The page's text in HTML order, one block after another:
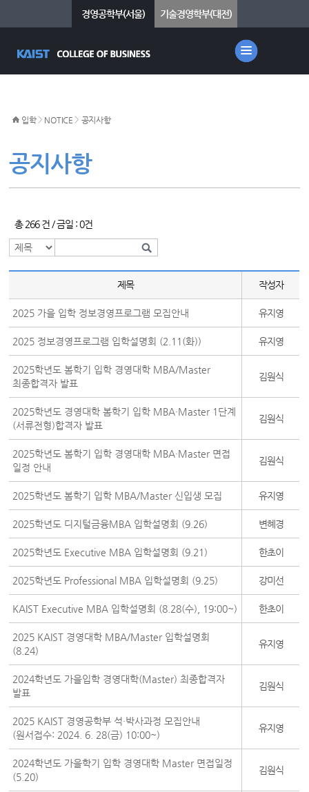
경영공학부(서울) 기술경영학부(대전)
공지사항
입학> NOTICE > 공지사항
총 266 건 / 금일 : 0건
제목 작성자
2025 가을 입학 정보경영프로그램 모집안내 유지영
2025 정보경영프로그램 입학설명회 (2.11(화)) 유지영
2025학년도 봄학기 입학 경영대학 MBA/Master
최종합격자 발표
김원식
2025학년도 경영대학 봄학기 입학 MBA·Master 1단계
(서류전형)합격자 발표
김원식
2025학년도 봄학기 입학 경영대학 MBA·Master 면접
일정 안내
김원식
2025학년도 봄학기 입학 MBA/Master 신입생 모집 유지영
2025학년도 디지털금융MBA 입학설명회 (9.26) 변혜경
2025학년도 Executive MBA 입학설명회 (9.21) 한초이
2025학년도 Professional MBA 입학설명회 (9.25) 강미선
KAIST Executive MBA 입학설명회 (8.28(수), 19:00~) 한초이
2025 KAIST 경영대학 MBA/Master 입학설명회
(8.24)
유지영
2024학년도 가을입학 경영대학(Master) 최종합격자
발표
김원식
2025 KAIST 경영공학부 석·박사과정 모집안내
(원서접수: 2024. 6. 28(금) 10:00~)
유지영
2024학년도 가을학기 입학 경영대학 Master 면접일정
(5.20)
김원식